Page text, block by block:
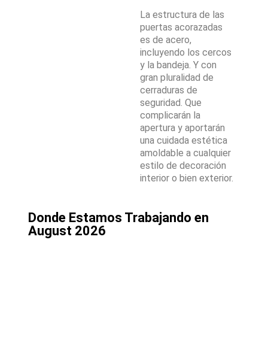
La estructura de las
puertas acorazadas
es de acero,
incluyendo los cercos
y la bandeja. Y con
gran pluralidad de
cerraduras de
seguridad. Que
complicarán la
apertura y aportarán
una cuidada estética
amoldable a cualquier
estilo de decoración
interior o bien exterior.
Donde Estamos Trabajando en
August 2026